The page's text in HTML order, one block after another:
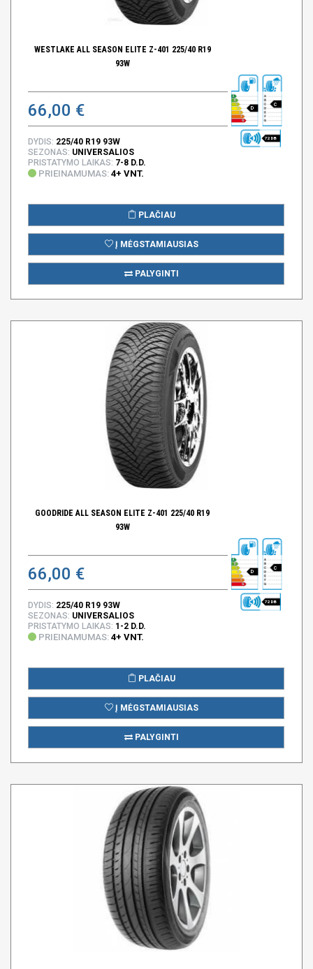
WESTLAKE ALL SEASON ELITE Z-401 225/40 R19
93W
66,00 € D
C
72 DB
DYDIS: 225/40 R19 93W
SEZONAS: UNIVERSALIOS
PRISTATYMO LAIKAS: 7-8 D.D.
PRIEINAMUMAS: 4+ VNT.
PLAČIAU
Į MĖGSTAMIAUSIAS
PALYGINTI
GOODRIDE ALL SEASON ELITE Z-401 225/40 R19
93W
66,00 € D
C
72 DB
DYDIS: 225/40 R19 93W
SEZONAS: UNIVERSALIOS
PRISTATYMO LAIKAS: 1-2 D.D.
PRIEINAMUMAS: 4+ VNT.
PLAČIAU
Į MĖGSTAMIAUSIAS
PALYGINTI